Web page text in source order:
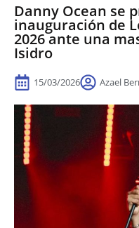
Danny Ocean se
inauguración de
2026 ante una
Isidro
15/03/2026 Azael